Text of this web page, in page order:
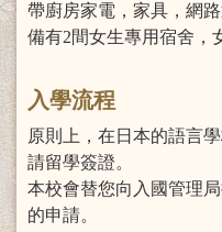
帶廚房家電，家具，網
備有2間女生專用宿舍，
入學流程
原則上，在日本的語言
請留學簽證。
本校會替您向入國管理
的申請。